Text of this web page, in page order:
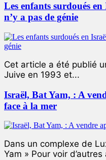
Les enfants surdoués
n’y a pas de génie
Cet article a été publié
Juive en 1993 et...
Israël, Bat Yam, : A
face à la mer
Dans un complexe de
Yam » Pour voir